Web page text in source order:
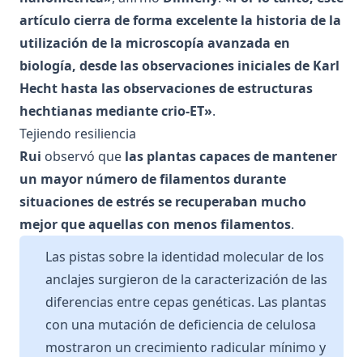
artículo cierra de forma excelente la historia de la
utilización de la microscopía avanzada en
biología, desde las observaciones iniciales de Karl
Hecht hasta las observaciones de estructuras
hechtianas mediante crio-ET».
Tejiendo resiliencia
Rui observó que las plantas capaces de mantener
un mayor número de filamentos durante
situaciones de estrés se recuperaban mucho
mejor que aquellas con menos filamentos.
Las pistas sobre la identidad molecular de los
anclajes surgieron de la caracterización de las
diferencias entre cepas genéticas. Las plantas
con una mutación de deficiencia de celulosa
mostraron un crecimiento radicular mínimo y